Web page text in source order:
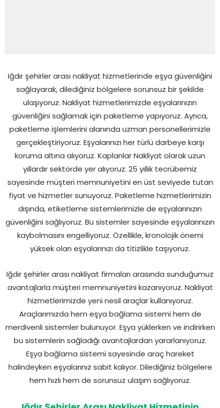
Iğdır şehirler arası nakliyat hizmetlerinde eşya güvenliğini
sağlayarak, dilediğiniz bölgelere sorunsuz bir şekilde
ulaşıyoruz. Nakliyat hizmetlerimizde eşyalarınızın
güvenliğini sağlamak için paketleme yapıyoruz. Ayrıca,
paketleme işlemlerini alanında uzman personellerimizle
gerçekleştiriyoruz. Eşyalarınızı her türlü darbeye karşı
koruma altına alıyoruz. Kaplanlar Nakliyat olarak uzun
yıllardır sektörde yer alıyoruz. 25 yıllık tecrübemiz
sayesinde müşteri memnuniyetini en üst seviyede tutan
fiyat ve hizmetler sunuyoruz. Paketleme hizmetlerimizin
dışında, etiketleme sistemlerimizle de eşyalarınızın
güvenliğini sağlıyoruz. Bu sistemler sayesinde eşyalarınızın
kaybolmasını engelliyoruz. Özellikle, kronolojik önemi
yüksek olan eşyalarınızı da titizlikle taşıyoruz.
Iğdır şehirler arası nakliyat firmaları arasında sunduğumuz
avantajlarla müşteri memnuniyetini kazanıyoruz. Nakliyat
hizmetlerimizde yeni nesil araçlar kullanıyoruz.
Araçlarımızda hem eşya bağlama sistemi hem de
merdivenli sistemler bulunuyor. Eşya yüklerken ve indirirken
bu sistemlerin sağladığı avantajlardan yararlanıyoruz.
Eşya bağlama sistemi sayesinde araç hareket
halindeyken eşyalarınız sabit kalıyor. Dilediğiniz bölgelere
hem hızlı hem de sorunsuz ulaşım sağlıyoruz.